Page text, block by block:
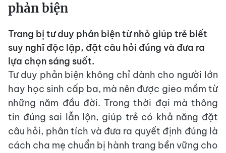
phản biện
Trang bị tư duy phản biện từ nhỏ giúp trẻ biết
suy nghĩ độc lập, đặt câu hỏi đúng và đưa ra
lựa chọn sáng suốt.
Tư duy phản biện không chỉ dành cho người lớn
hay học sinh cấp ba, mà nên được gieo mầm từ
những năm đầu đời. Trong thời đại mà thông
tin đúng sai lẫn lộn, giúp trẻ có khả năng đặt
câu hỏi, phân tích và đưa ra quyết định đúng là
cách cha mẹ chuẩn bị hành trang bền vững cho